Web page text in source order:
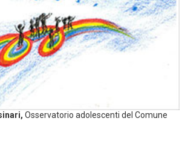
Osservatorio adolescenti del Comune